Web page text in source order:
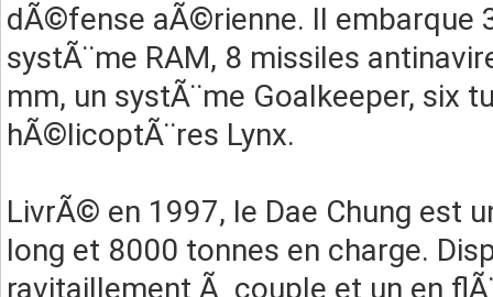
dÃ©fense aÃ©rienne. Il embarque
systÃ¨me RAM, 8 missiles
mm, un systÃ¨me Goalkeeper, six
hÃ©licoptÃ¨res Lynx.
LivrÃ© en 1997, le Dae Chung est
long et 8000 tonnes en charge.
ravitaillement Ã couple et un en